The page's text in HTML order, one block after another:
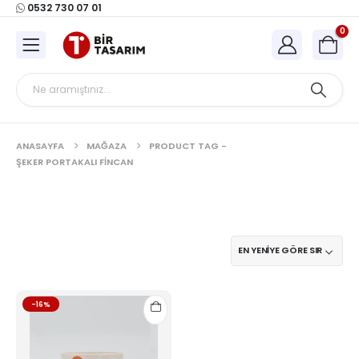
0532 730 07 01
0
ANASAYFA MAĞAZA
PRODUCT TAG -
ŞEKER PORTAKALI FINCAN
-16%